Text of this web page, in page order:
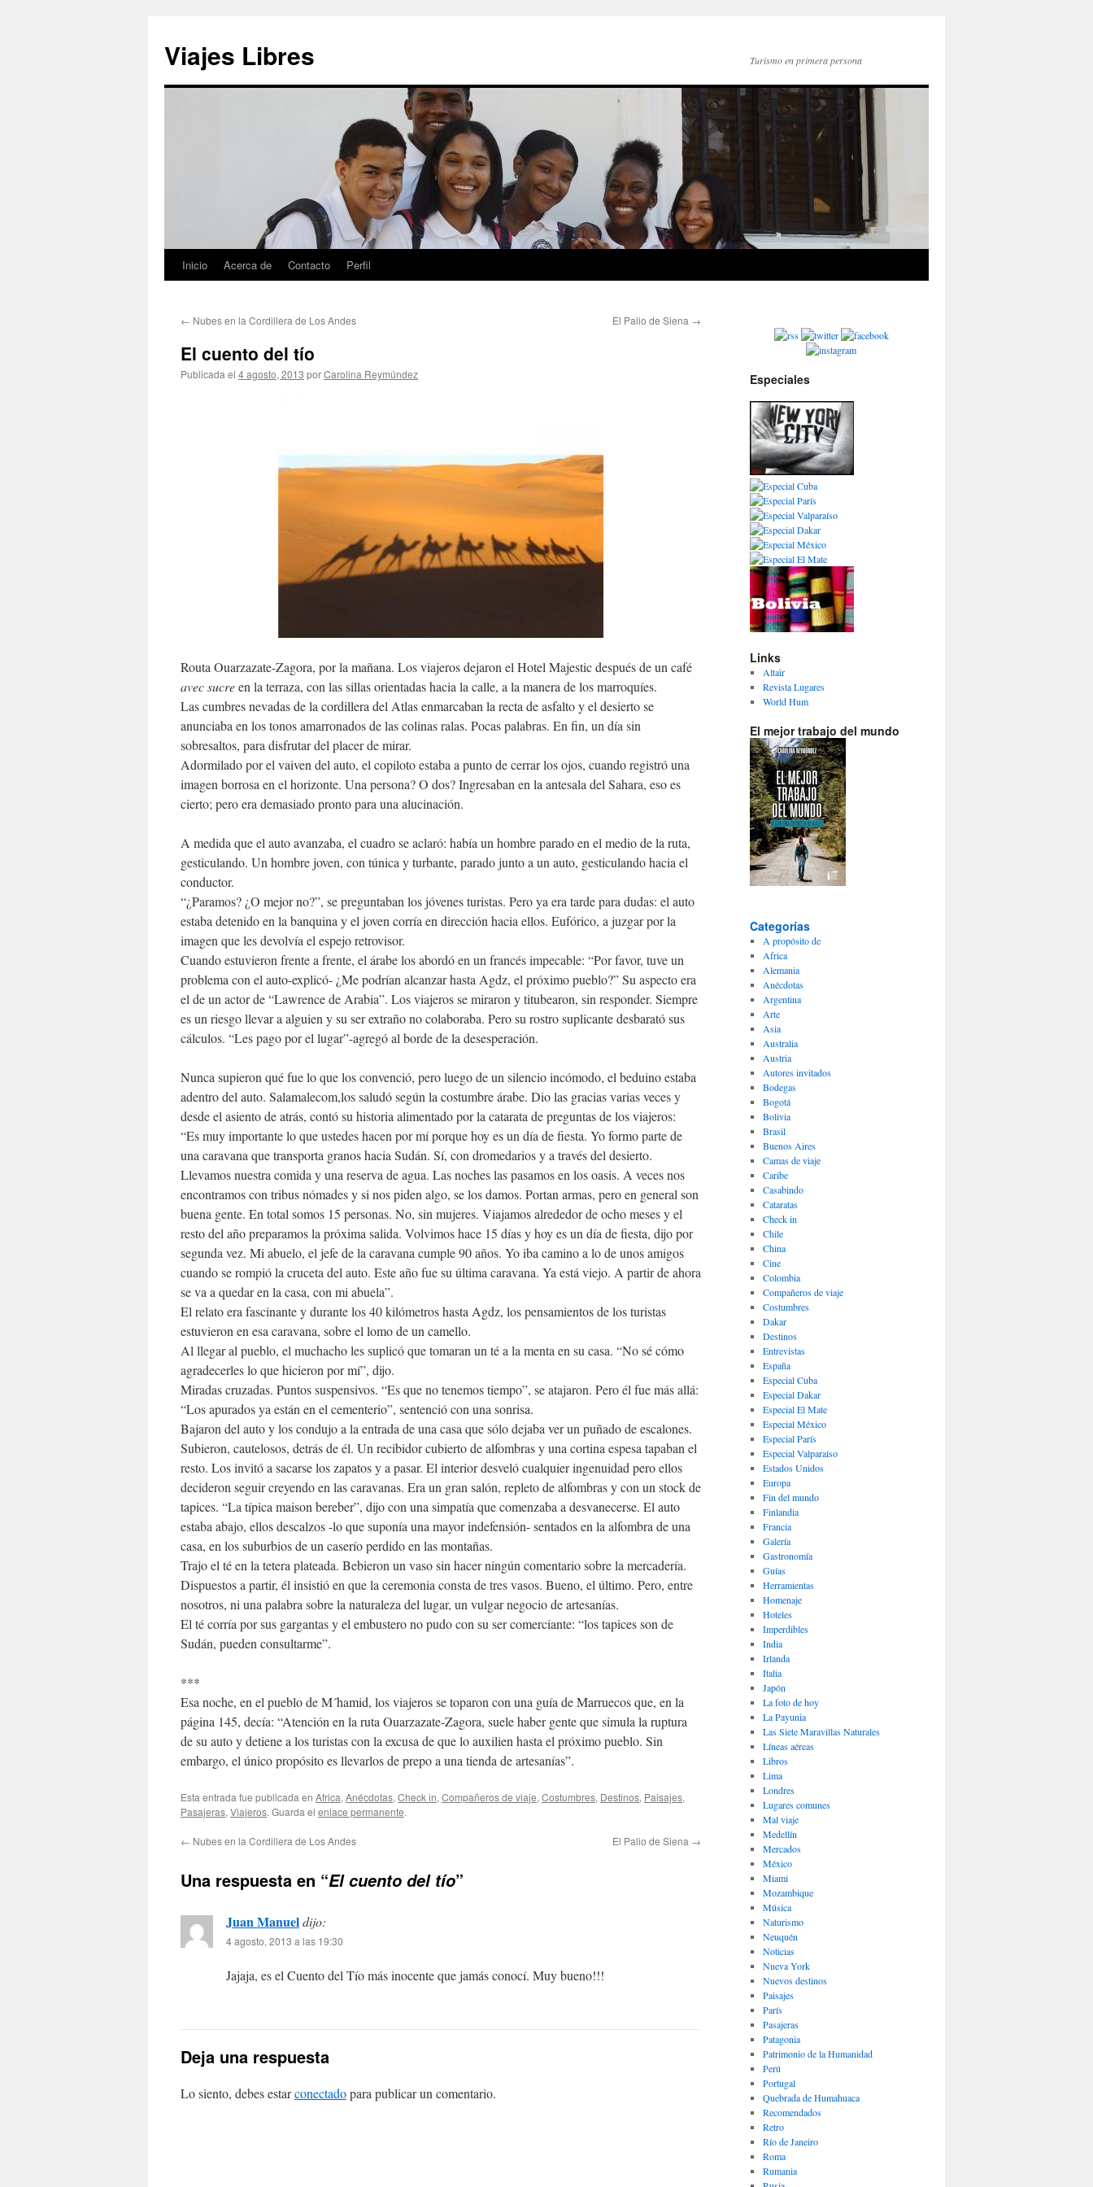
contenido
Viajes Libres Turismo en primera persona
Inicio Acerca de Contacto Perfil
← Nubes en la Cordillera de Los Andes El Palio de Siena →
El cuento del tío
Publicada el 4 agosto, 2013 porCarolina Reymúndez
Routa Ouarzazate-Zagora, por la mañana. Los viajeros dejaron el Hotel Majestic después de un café
avec sucreen la terraza, con las sillas orientadas hacia la calle, a la manera de los marroquíes.
Las cumbres nevadas de la cordillera del Atlas enmarcaban la recta de asfalto y el desierto se
anunciaba en los tonos amarronados de las colinas ralas. Pocas palabras. En fin, un día sin
sobresaltos, para disfrutar del placer de mirar.
Adormilado por el vaiven del auto, el copiloto estaba a punto de cerrar los ojos, cuando registró una
imagen borrosa en el horizonte. Una persona? O dos? Ingresaban en la antesala del Sahara, eso es
cierto; pero era demasiado pronto para una alucinación.
A medida que el auto avanzaba, el cuadro se aclaró: había un hombre parado en el medio de la ruta,
gesticulando. Un hombre joven, con túnica y turbante, parado junto a un auto, gesticulando hacia el
conductor.
“¿Paramos? ¿O mejor no?”, se preguntaban los jóvenes turistas. Pero ya era tarde para dudas: el auto
estaba detenido en la banquina y el joven corría en dirección hacia ellos. Eufórico, a juzgar por la
imagen que les devolvía el espejo retrovisor.
Cuando estuvieron frente a frente, el árabe los abordó en un francés impecable: “Por favor, tuve un
problema con el auto-explicó- ¿Me podrían alcanzar hasta Agdz, el próximo pueblo?” Su aspecto era
el de un actor de “Lawrence de Arabia”. Los viajeros se miraron y titubearon, sin responder. Siempre
es un riesgo llevar a alguien y su ser extraño no colaboraba. Pero su rostro suplicante desbarató sus
cálculos. “Les pago por el lugar”-agregó al borde de la desesperación.
Nunca supieron qué fue lo que los convenció, pero luego de un silencio incómodo, el beduino estaba
adentro del auto. Salamalecom,los saludó según la costumbre árabe. Dio las gracias varias veces y
desde el asiento de atrás, contó su historia alimentado por la catarata de preguntas de los viajeros:
“Es muy importante lo que ustedes hacen por mí porque hoy es un día de fiesta. Yo formo parte de
una caravana que transporta granos hacia Sudán. Sí, con dromedarios y a través del desierto.
Llevamos nuestra comida y una reserva de agua. Las noches las pasamos en los oasis. A veces nos
encontramos con tribus nómades y si nos piden algo, se los damos. Portan armas, pero en general son
buena gente. En total somos 15 personas. No, sin mujeres. Viajamos alrededor de ocho meses y el
resto del año preparamos la próxima salida. Volvimos hace 15 días y hoy es un día de fiesta, dijo por
segunda vez. Mi abuelo, el jefe de la caravana cumple 90 años. Yo iba camino a lo de unos amigos
cuando se rompió la cruceta del auto. Este año fue su última caravana. Ya está viejo. A partir de ahora
se va a quedar en la casa, con mi abuela”.
El relato era fascinante y durante los 40 kilómetros hasta Agdz, los pensamientos de los turistas
estuvieron en esa caravana, sobre el lomo de un camello.
Al llegar al pueblo, el muchacho les suplicó que tomaran un té a la menta en su casa. “No sé cómo
agradecerles lo que hicieron por mí”, dijo.
Miradas cruzadas. Puntos suspensivos. “Es que no tenemos tiempo”, se atajaron. Pero él fue más allá:
“Los apurados ya están en el cementerio”, sentenció con una sonrisa.
Bajaron del auto y los condujo a la entrada de una casa que sólo dejaba ver un puñado de escalones.
Subieron, cautelosos, detrás de él. Un recibidor cubierto de alfombras y una cortina espesa tapaban el
resto. Los invitó a sacarse los zapatos y a pasar. El interior desveló cualquier ingenuidad pero ellos
decideron seguir creyendo en las caravanas. Era un gran salón, repleto de alfombras y con un stock de
tapices. “La típica maison bereber”, dijo con una simpatía que comenzaba a desvanecerse. El auto
estaba abajo, ellos descalzos -lo que suponía una mayor indefensión- sentados en la alfombra de una
casa, en los suburbios de un caserío perdido en las montañas.
Trajo el té en la tetera plateada. Bebieron un vaso sin hacer ningún comentario sobre la mercadería.
Dispuestos a partir, él insistió en que la ceremonia consta de tres vasos. Bueno, el último. Pero, entre
nosotros, ni una palabra sobre la naturaleza del lugar, un vulgar negocio de artesanías.
El té corría por sus gargantas y el embustero no pudo con su ser comerciante: “los tapices son de
Sudán, pueden consultarme”.
***
Esa noche, en el pueblo de M´hamid, los viajeros se toparon con una guía de Marruecos que, en la
página 145, decía: “Atención en la ruta Ouarzazate-Zagora, suele haber gente que simula la ruptura
de su auto y detiene a los turistas con la excusa de que lo auxilien hasta el próximo pueblo. Sin
embargo, el único propósito es llevarlos de prepo a una tienda de artesanías”.
Esta entrada fue publicada en Africa, Anécdotas, Check in, Compañeros de viaje, Costumbres, Destinos, Paisajes,
Pasajeras, Viajeros. Guarda el enlace permanente.
← Nubes en la Cordillera de Los Andes El Palio de Siena →
Una respuesta en “El cuento del tío”
Juan Manueldijo:
4 agosto, 2013 a las 19:30
Jajaja, es el Cuento del Tío más inocente que jamás conocí. Muy bueno!!!
Deja una respuesta
Lo siento, debes estarconectadopara publicar un comentario.
Especiales
Links
Altaïr
Revista Lugares
World Hum
El mejor trabajo del mundo
Categorías
A propósito de
Africa
Alemania
Anécdotas
Argentina
Arte
Asia
Australia
Austria
Autores invitados
Bodegas
Bogotá
Bolivia
Brasil
Buenos Aires
Camas de viaje
Caribe
Casabindo
Cataratas
Check in
Chile
China
Cine
Colombia
Compañeros de viaje
Costumbres
Dakar
Destinos
Entrevistas
España
Especial Cuba
Especial Dakar
Especial El Mate
Especial México
Especial París
Especial Valparaíso
Estados Unidos
Europa
Fin del mundo
Finlandia
Francia
Galería
Gastronomí­a
Guías
Herramientas
Homenaje
Hoteles
Imperdibles
India
Irlanda
Italia
Japón
La foto de hoy
La Payunia
Las Siete Maravillas Naturales
Lí­neas aéreas
Libros
Lima
Londres
Lugares comunes
Mal viaje
Medellín
Mercados
México
Miami
Mozambique
Música
Naturismo
Neuquén
Noticias
Nueva York
Nuevos destinos
Paisajes
Parí­s
Pasajeras
Patagonia
Patrimonio de la Humanidad
Perú
Portugal
Quebrada de Humahuaca
Recomendados
Retro
Río de Janeiro
Roma
Rumania